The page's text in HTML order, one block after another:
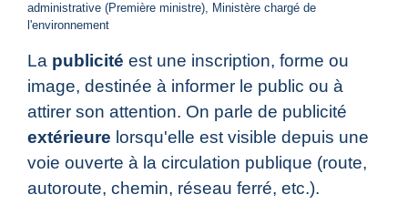
administrative (Première ministre), Ministère chargé de
l'environnement
La publicité est une inscription, forme ou
image, destinée à informer le public ou à
attirer son attention. On parle de publicité
extérieure lorsqu'elle est visible depuis une
voie ouverte à la circulation publique (route,
autoroute, chemin, réseau ferré, etc.).